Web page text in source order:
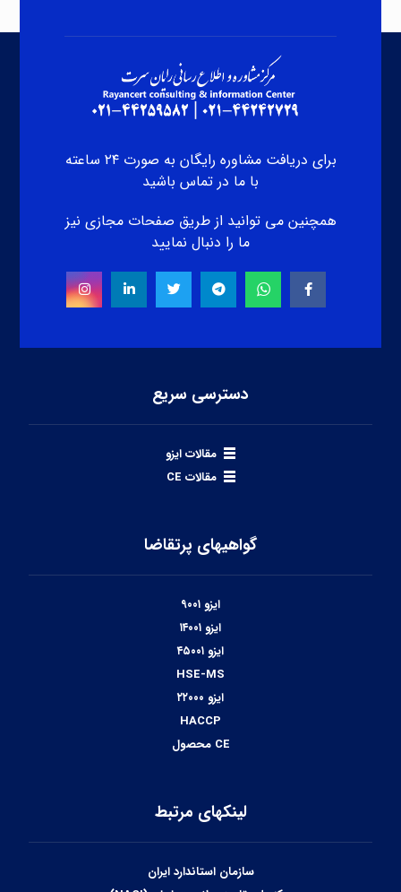
برای دریافت مشاوره رایگان به صورت ۲۴ ساعته
با ما در تماس باشید
همچنین می توانید از طریق صفحات مجازی نیز
ما را دنبال نمایید
دسترسی سریع
مقالات ایزو
مقالات CE
گواهیهای پرتقاضا
ایزو ۹۰۰۱
ایزو ۱۴۰۰۱
ایزو ۴۵۰۰۱
HSE-MS
ایزو ۲۲۰۰۰
HACCP
CE محصول
لینکهای مرتبط
سازمان استاندارد ایران